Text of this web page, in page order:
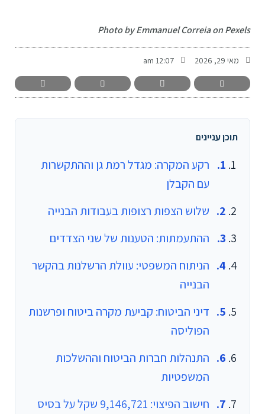
Photo by Emmanuel Correia on Pexels
מאי 29, 2026 12:07 am
תוכן עניינים
רקע המקרה: מגדל רמת גן וההתקשרות
עם הקבלן
שלוש הצפות רצופות בעבודות הבנייה
ההתעמתות: הטענות של שני הצדדים
הניתוח המשפטי: עוולת הרשלנות בהקשר
הבנייה
דיני הביטוח: קביעת מקרה ביטוח ופרשנות
הפוליסה
התנהלות חברות הביטוח וההשלכות
המשפטיות
חישוב הפיצוי: 9,146,721 שקל על בסיס